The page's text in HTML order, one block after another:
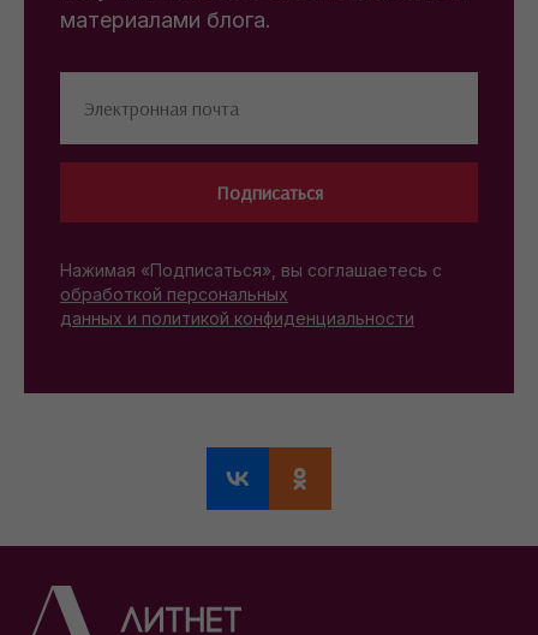
материалами блога.
Подписаться
Нажимая «Подписаться», вы соглашаетесь с
обработкой персональных
данных и политикой конфиденциальности